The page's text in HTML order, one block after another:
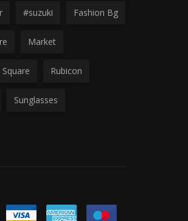
#suzuki Fashion Bg
Market
Rubicon
Sunglasses